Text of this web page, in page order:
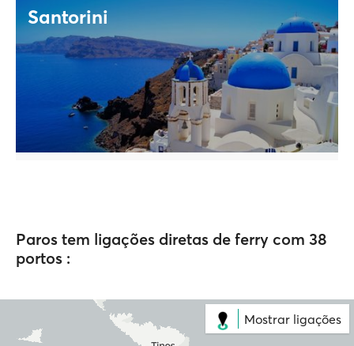
Santorini
Paros tem ligações diretas de ferry com 38
portos :
Mostrar ligações